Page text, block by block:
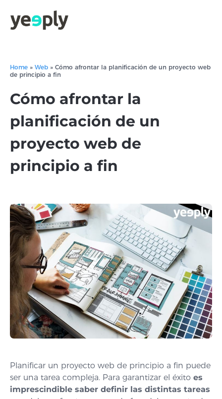
Home » Web » Cómo afrontar la planificación de un proyecto web
de principio a fin
Cómo afrontar la
planificación de un
proyecto web de
principio a fin
Planificar un proyecto web de principio a fin puede
ser una tarea compleja. Para garantizar el éxito es
imprescindible saber definir las distintas tareas